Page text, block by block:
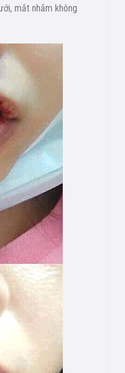
mắt nhắm không